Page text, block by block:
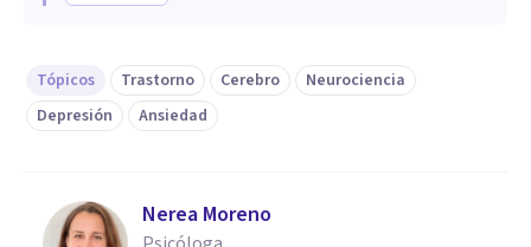
Tópicos Trastorno Cerebro
Neurociencia
Depresión
Ansiedad
Nerea Moreno